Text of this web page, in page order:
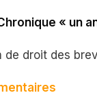
« un
de droit des